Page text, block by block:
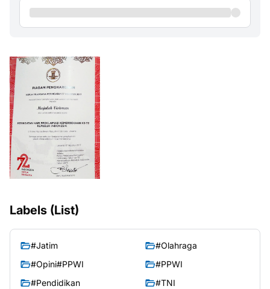
Labels (List)
#Jatim
#Olahraga
#Opini#PPWI
#PPWI
#Pendidikan
#TNI